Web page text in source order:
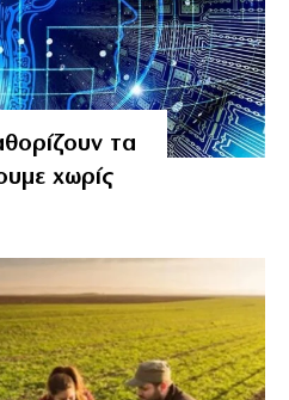
τα
χωρίς